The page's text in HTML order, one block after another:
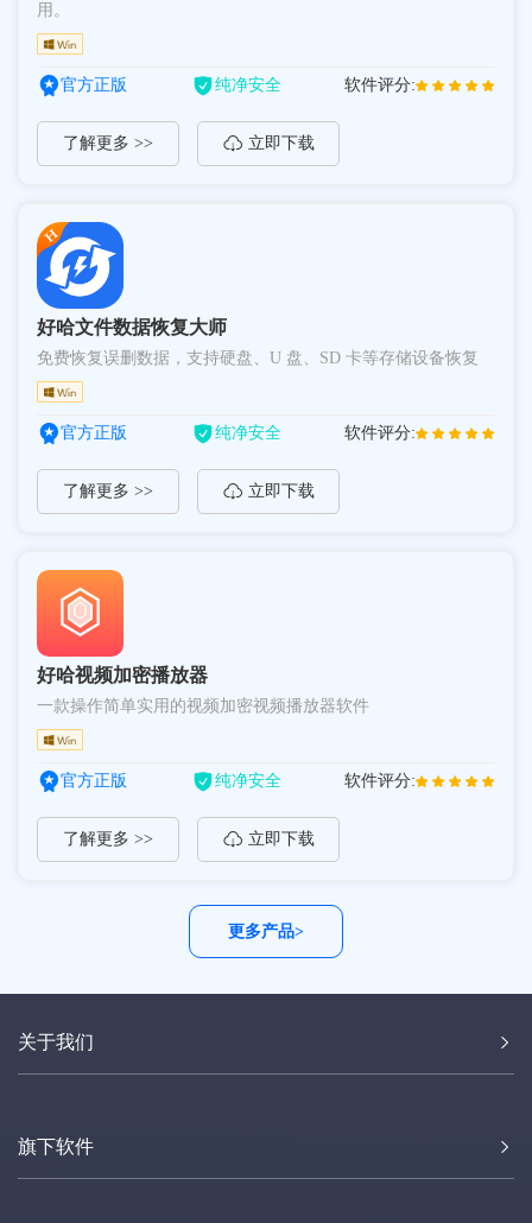
用。
官方正版 纯净安全 软件评分:
了解更多 >> 立即下载
好哈文件数据恢复大师
免费恢复误删数据，支持硬盘、U 盘、SD 卡等存储设备恢复
官方正版 纯净安全 软件评分:
了解更多 >> 立即下载
好哈视频加密播放器
一款操作简单实用的视频加密视频播放器软件
官方正版 纯净安全 软件评分:
了解更多 >> 立即下载
更多产品>
关于我们
旗下软件